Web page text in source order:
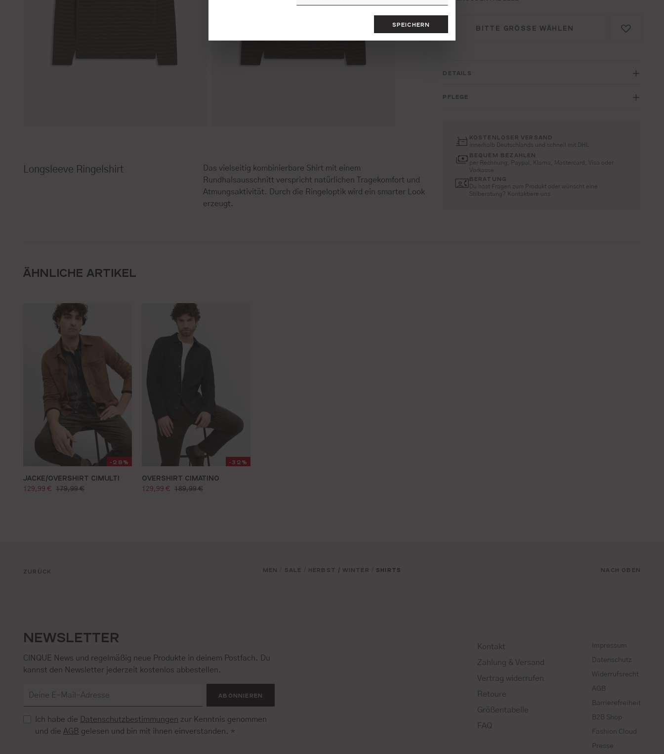
Longsleeve Ringelshirt
Das vielseitig kombinierbare Shirt mit einem
Rundhalsausschnitt verspricht natürlichen Tragekomfort und
Atmungsaktivität. Durch die Ringeloptik wird ein smarter Look
erzeugt.
BITTE GRÖSSE WÄHLEN
DETAILS
PFLEGE
KOSTENLOSER VERSAND
innerhalb Deutschlands und schnell mit DHL
BEQUEM BEZAHLEN
per Rechnung, Paypal, Klarna, Mastercard, Visa oder
Vorkasse
BERATUNG
Du hast Fragen zum Produkt oder wünscht eine
Stilberatung? Kontaktiere uns
ÄHNLICHE ARTIKEL
-28%
JACKE/OVERSHIRT CIMULTI
verkaufspreis:
129,99 € regulärer preis:
179,99 €
-32%
OVERSHIRT CIMATINO
verkaufspreis:
129,99 € regulärer preis:
189,99 €
ZURÜCK MEN SALE HERBST / WINTER SHIRTS NACH OBEN
NEWSLETTER
CINQUE News und regelmäßig neue Produkte in deinem Postfach. Du
kannst den Newsletter jederzeit kostenlos abbestellen.
ABONNIEREN
Ich habe die Datenschutzbestimmungen zur Kenntnis genommen
und die AGB gelesen und bin mit ihnen einverstanden. *
Kontakt
Zahlung & Versand
Vertrag widerrufen
Retoure
Größentabelle
FAQ
Impressum
Datenschutz
Widerrufsrecht
AGB
Barrierefreiheit
B2B Shop
Fashion Cloud
Presse
SPEICHERN